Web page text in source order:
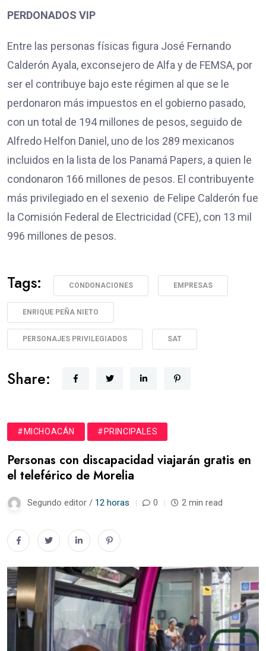
PERDONADOS VIP
Entre las personas físicas figura José Fernando
Calderón Ayala, exconsejero de Alfa y de FEMSA, por
ser el contribuye bajo este régimen al que se le
perdonaron más impuestos en el gobierno pasado,
con un total de 194 millones de pesos, seguido de
Alfredo Helfon Daniel, uno de los 289 mexicanos
incluidos en la lista de los Panamá Papers, a quien le
condonaron 166 millones de pesos. El contribuyente
más privilegiado en el sexenio de Felipe Calderón fue
la Comisión Federal de Electricidad (CFE), con 13 mil
996 millones de pesos.
Tags: CONDONACIONES EMPRESAS
ENRIQUE PEÑA NIETO
PERSONAJES PRIVILEGIADOS SAT
Share:
#MICHOACÁN #PRINCIPALES
Personas con discapacidad viajarán gratis en
el teleférico de Morelia
Segundo editor / 12 horas 0 2 min read